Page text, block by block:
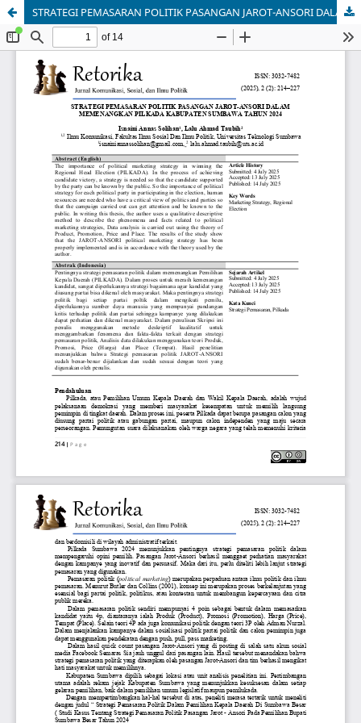
STRATEGI PEMASARAN POLITIK PASANGAN JAROT-ANSORI DALAM MEMENANGKAN PILKADA KABUPATEN SUMBAWA TAHUN 2024